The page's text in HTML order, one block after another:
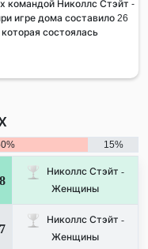
командой Николлс Стэйт -
игре дома составило 26
состоялась
15%
Николлс Стэйт -
Женщины
Николлс Стэйт -
Женщины